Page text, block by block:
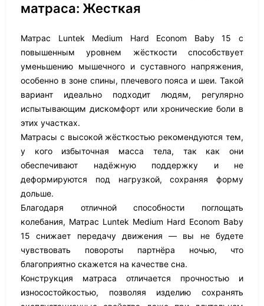
матраса: Жесткая
Матрас Luntek Medium Hard Econom Baby 15 с
повышенным уровнем жёсткости способствует
уменьшению мышечного и суставного напряжения,
особенно в зоне спины, плечевого пояса и шеи. Такой
вариант идеально подходит людям, регулярно
испытывающим дискомфорт или хронические боли в
этих участках.
Матрасы с высокой жёсткостью рекомендуются тем,
у кого избыточная масса тела, так как они
обеспечивают надёжную поддержку и не
деформируются под нагрузкой, сохраняя форму
дольше.
Благодаря отличной способности поглощать
колебания, Матрас Luntek Medium Hard Econom Baby
15 снижает передачу движения — вы не будете
чувствовать повороты партнёра ночью, что
благоприятно скажется на качестве сна.
Конструкция матраса отличается прочностью и
износостойкостью, позволяя изделию сохранять